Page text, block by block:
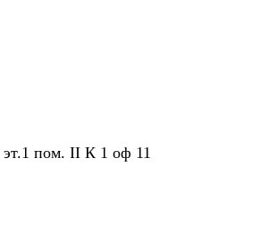
эт.1 пом. II К 1 оф 11